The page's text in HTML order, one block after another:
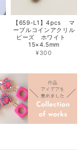
【659-L1】4pcs マ
ーブルコインアクリル
ビーズ ホワイト
15×4.5mm
¥300